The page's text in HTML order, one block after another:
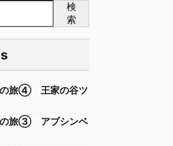
検
索
の旅④ 王家の谷ツ
の旅③ アブシンベ